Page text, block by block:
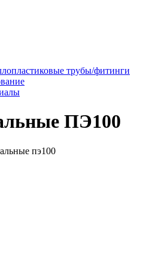
трубы/фитинги
ПЭ100
пэ100